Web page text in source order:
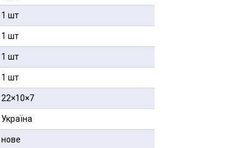
1 шт
1 шт
1 шт
1 шт
22×10×7
Україна
нове